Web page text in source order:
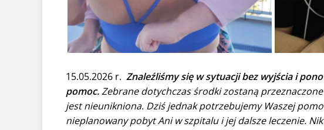
15.05.2026 r. Znaleźliśmy się w sytuacji bez wyjścia i
pomoc.Zebrane dotychczas środki zostaną
jest nieunikniona. Dziś jednak potrzebujemy Waszej
nieplanowany pobyt Ani w szpitalu i jej dalsze leczenie.